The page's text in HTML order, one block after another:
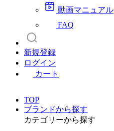
動画マニュアル
FAQ
新規登録
ログイン
カート
TOP
ブランドから探す
カテゴリーから探す